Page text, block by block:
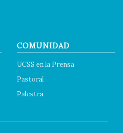
COMUNIDAD
UCSS en la Prensa
Pastoral
Palestra